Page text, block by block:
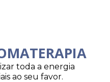
toda a energia
ao seu favor.